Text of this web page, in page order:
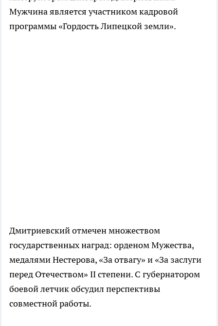
Мужчина является участником кадровой
программы «Гордость Липецкой земли».
Дмитриевский отмечен множеством
государственных наград: орденом Мужества,
медалями Нестерова, «За отвагу» и «За заслуги
перед Отечеством» II степени. С губернатором
боевой летчик обсудил перспективы
совместной работы.